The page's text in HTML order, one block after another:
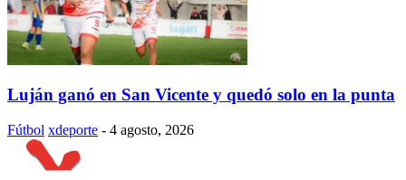
Luján ganó en San Vicente y quedó solo en la punta
Fútbol xdeporte - 4 agosto, 2026